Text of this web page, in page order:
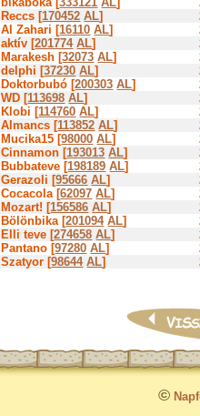
Reccs [170452 AL]
Al Zahari [16110 AL]
aktív [201774 AL]
Marakesh [32073 AL]
delphi [37230 AL]
Doktorbubó [200303 AL]
WD [113698 AL]
Klobi [114760 AL]
Almancs [113852 AL]
Mucika15 [98000 AL]
Cinnamon [193013 AL]
Bubbateve [198189 AL]
Gerazoli [95666 AL]
Cocacola [62097 AL]
Mozart! [156586 AL]
Bölönbika [201094 AL]
Elli teve [274658 AL]
Pantano [97280 AL]
Szatyor [98644 AL]
©